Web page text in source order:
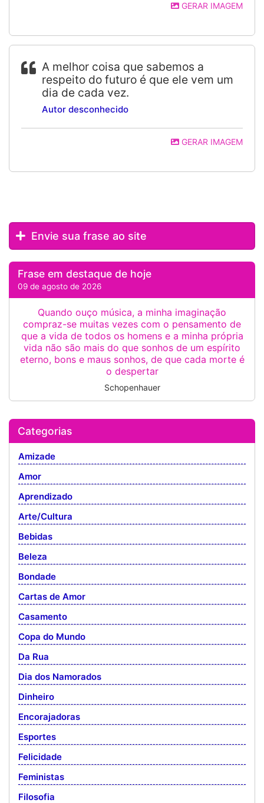
GERAR IMAGEM
A melhor coisa que sabemos a
respeito do futuro é que ele vem um
dia de cada vez.
Autor desconhecido
GERAR IMAGEM
Envie sua frase ao site
Frase em destaque de hoje
09 de agosto de 2026
Quando ouço música, a minha imaginação
compraz-se muitas vezes com o pensamento de
que a vida de todos os homens e a minha própria
vida não são mais do que sonhos de um espírito
eterno, bons e maus sonhos, de que cada morte é
o despertar
Schopenhauer
Categorias
Amizade
Amor
Aprendizado
Arte/Cultura
Bebidas
Beleza
Bondade
Cartas de Amor
Casamento
Copa do Mundo
Da Rua
Dia dos Namorados
Dinheiro
Encorajadoras
Esportes
Felicidade
Feministas
Filosofia